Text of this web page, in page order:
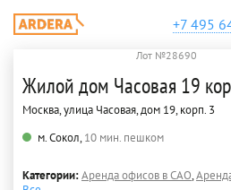
+7 495
Лот №28690
Жилой дом Часовая 19
Москва, улица Часовая, дом 19, корп. 3
м. Сокол,10 мин. пешком
Категории:Аренда офисов в САО,